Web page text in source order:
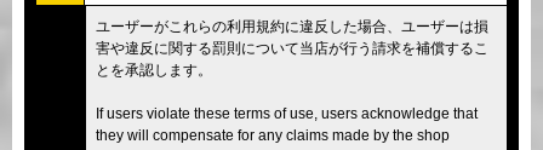
ユーザーがこれらの利用規約に違反した場合、ユーザーは損
害や違反に関する罰則について当店が行う請求を補償するこ
とを承認します。
If users violate these terms of use, users acknowledge that
they will compensate for any claims made by the shop